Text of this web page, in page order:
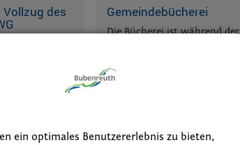
des
das
AG,
33, 91052
Gemeindebücherei
Die Bücherei ist während der
ein optimales Benutzererlebnis zu bieten,